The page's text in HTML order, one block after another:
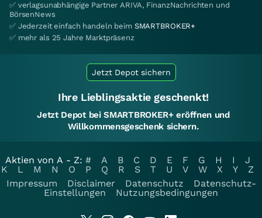
✅ verlagsunabhängige Partner ARIVA, FinanzNachrichten und
BörsenNews
✅ Jederzeit einfach handeln beim SMARTBROKER+
✅ mehr als 25 Jahre Marktpräsenz
Jetzt Depot sichern
Ihre Lieblingsaktie geschenkt!
Jetzt Depot bei SMARTBROKER+ eröffnen und
Willkommensgeschenk sichern.
Aktien von A - Z: # A B C D E F G H I
J
K
L M N O P Q R S T U V W X Y
Z
Impressum
Disclaimer Datenschutz
Datenschutz-
Einstellungen
Nutzungsbedingungen